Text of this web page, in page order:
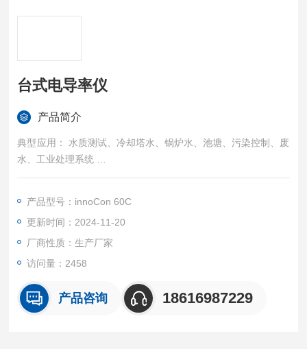
台式电导率仪
产品简介
典型应用： 水质测试、冷却塔水、锅炉水、池塘、污染控制、废
水、工业处理系统
自动关机功能；
温度偏移调整功能；
100组资料储存记忆功能；
内建可充电锂电池,确保不断电，便于移动操作；
产品型号：innoCon 60C
更新时间：2024-11-20
厂商性质：生产厂家
访问量：2458
产品咨询 18616987229